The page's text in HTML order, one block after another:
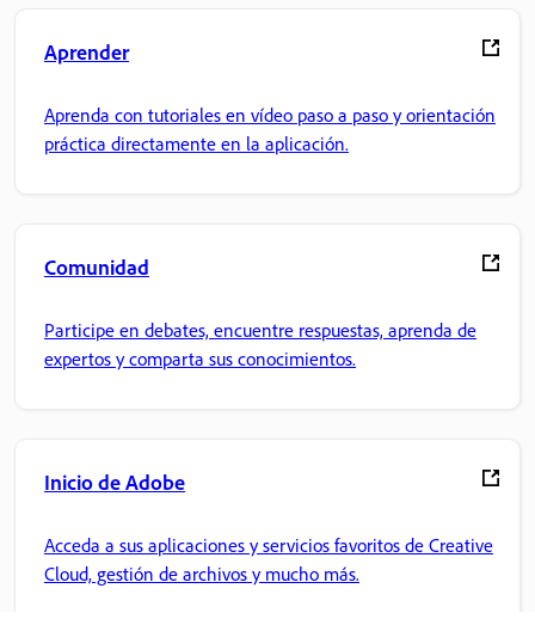
Aprender
Aprenda con tutoriales en vídeo paso a paso y orientación
práctica directamente en la aplicación.
Comunidad
Participe en debates, encuentre respuestas, aprenda de
expertos y comparta sus conocimientos.
Inicio de Adobe
Acceda a sus aplicaciones y servicios favoritos de Creative
Cloud, gestión de archivos y mucho más.